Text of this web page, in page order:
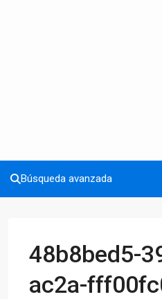
Búsqueda avanzada
48b8bed5-
ac2a-